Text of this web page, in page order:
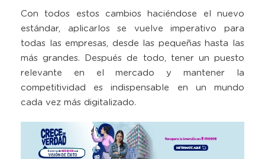
Con todos estos cambios haciéndose el nuevo
estándar, aplicarlos se vuelve imperativo para
todas las empresas, desde las pequeñas hasta las
más grandes. Después de todo, tener un puesto
relevante en el mercado y mantener la
competitividad es indispensable en un mundo
cada vez más digitalizado.